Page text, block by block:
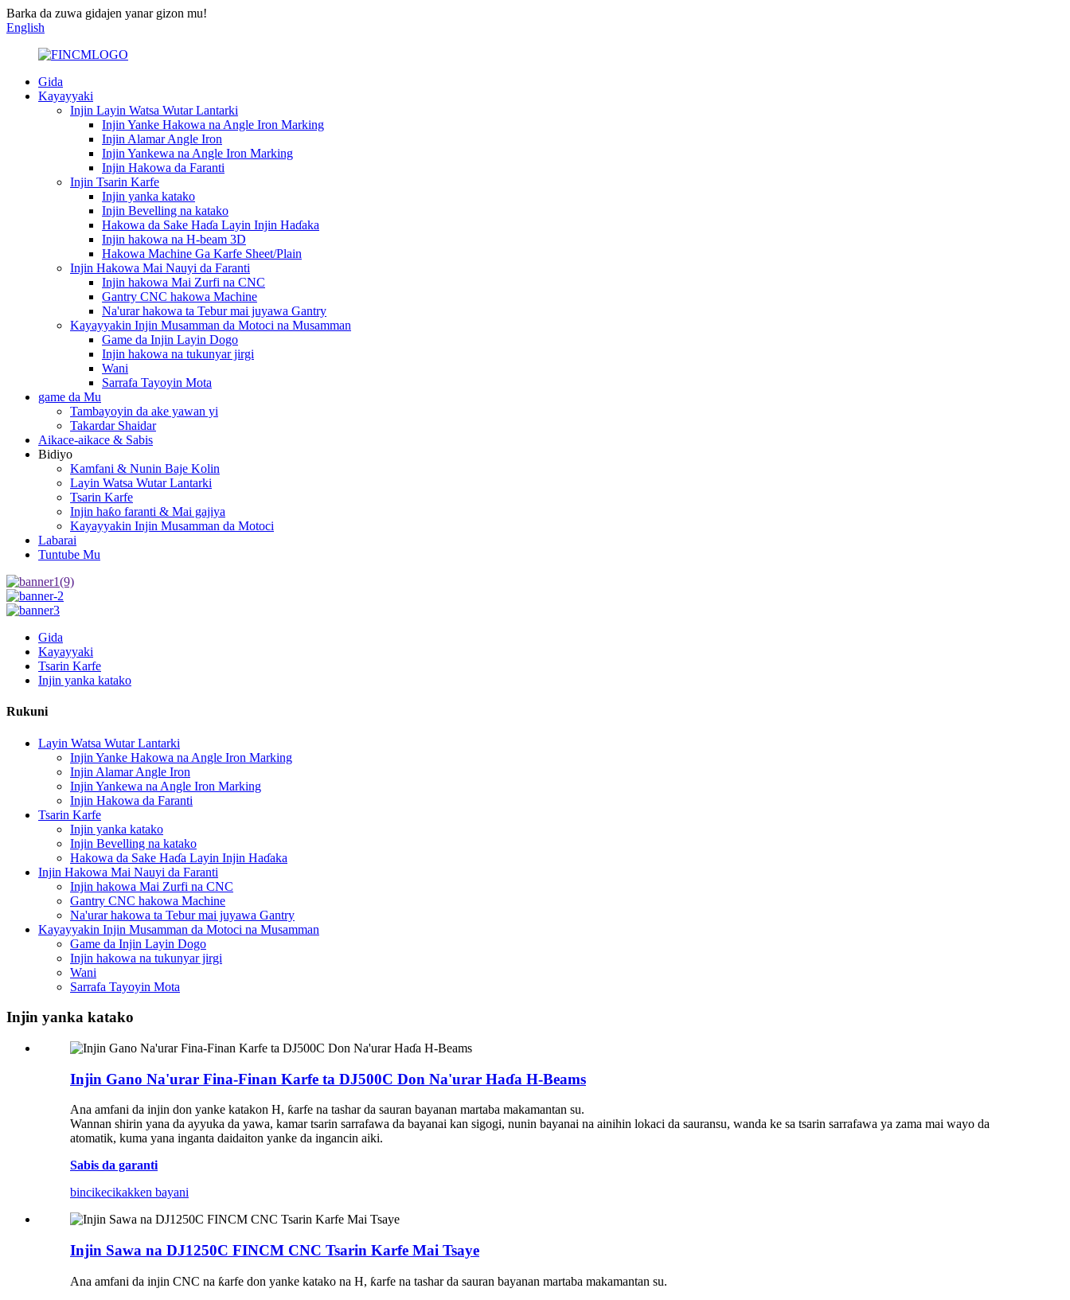
Barka da zuwa gidajen yanar gizon mu!
English
Gida
Kayayyaki
Injin Layin Watsa Wutar Lantarki
Injin Yanke Hakowa na Angle Iron Marking
Injin Alamar Angle Iron
Injin Yankewa na Angle Iron Marking
Injin Hakowa da Faranti
Injin Tsarin Karfe
Injin yanka katako
Injin Bevelling na katako
Hakowa da Sake Haɗa Layin Injin Haɗaka
Injin hakowa na H-beam 3D
Hakowa Machine Ga Karfe Sheet/Plain
Injin Hakowa Mai Nauyi da Faranti
Injin hakowa Mai Zurfi na CNC
Gantry CNC hakowa Machine
Na'urar hakowa ta Tebur mai juyawa Gantry
Kayayyakin Injin Musamman da Motoci na Musamman
Game da Injin Layin Dogo
Injin hakowa na tukunyar jirgi
Wani
Sarrafa Tayoyin Mota
game da Mu
Tambayoyin da ake yawan yi
Takardar Shaidar
Aikace-aikace & Sabis
Bidiyo
Kamfani & Nunin Baje Kolin
Layin Watsa Wutar Lantarki
Tsarin Karfe
Injin haƙo faranti & Mai gajiya
Kayayyakin Injin Musamman da Motoci
Labarai
Tuntube Mu
Gida
Kayayyaki
Tsarin Karfe
Injin yanka katako
Rukuni
Layin Watsa Wutar Lantarki
Injin Yanke Hakowa na Angle Iron Marking
Injin Alamar Angle Iron
Injin Yankewa na Angle Iron Marking
Injin Hakowa da Faranti
Tsarin Karfe
Injin yanka katako
Injin Bevelling na katako
Hakowa da Sake Haɗa Layin Injin Haɗaka
Injin Hakowa Mai Nauyi da Faranti
Injin hakowa Mai Zurfi na CNC
Gantry CNC hakowa Machine
Na'urar hakowa ta Tebur mai juyawa Gantry
Kayayyakin Injin Musamman da Motoci na Musamman
Game da Injin Layin Dogo
Injin hakowa na tukunyar jirgi
Wani
Sarrafa Tayoyin Mota
Injin yanka katako
Injin Gano Na'urar Fina-Finan Karfe ta DJ500C Don Na'urar Haɗa H-Beams
Ana amfani da injin don yanke katakon H, ƙarfe na tashar da sauran bayanan martaba makamantan su.
Wannan shirin yana da ayyuka da yawa, kamar tsarin sarrafawa da bayanai kan sigogi, nunin bayanai na ainihin lokaci da sauransu, wanda ke sa tsarin sarrafawa ya zama mai wayo da
atomatik, kuma yana inganta daidaiton yanke da ingancin aiki.
Sabis da garanti
bincikecikakken bayani
Injin Sawa na DJ1250C FINCM CNC Tsarin Karfe Mai Tsaye
Ana amfani da injin CNC na ƙarfe don yanke katako na H, ƙarfe na tashar da sauran bayanan martaba makamantan su.